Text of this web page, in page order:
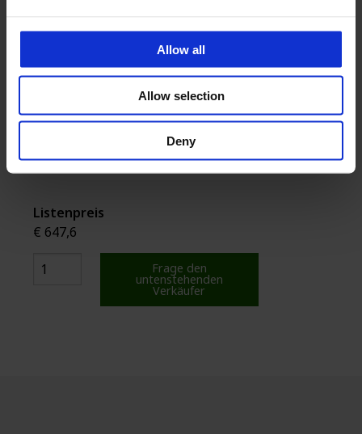
Allow all
Allow selection
Deny
CPX Behälter 470L rechteckig
Listenpreis
€ 647,6
Frage den
untenstehenden
Verkäufer